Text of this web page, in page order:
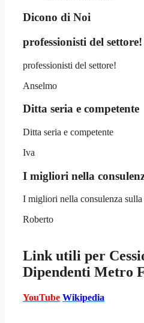
Dicono di Noi
professionisti del settore!
professionisti del settore!
Anselmo
Ditta seria e competente
Ditta seria e competente
Iva
I migliori nella
I migliori nella consulenza
Roberto
Link utili per
Dipendenti Metro
YouTube Wikipedia